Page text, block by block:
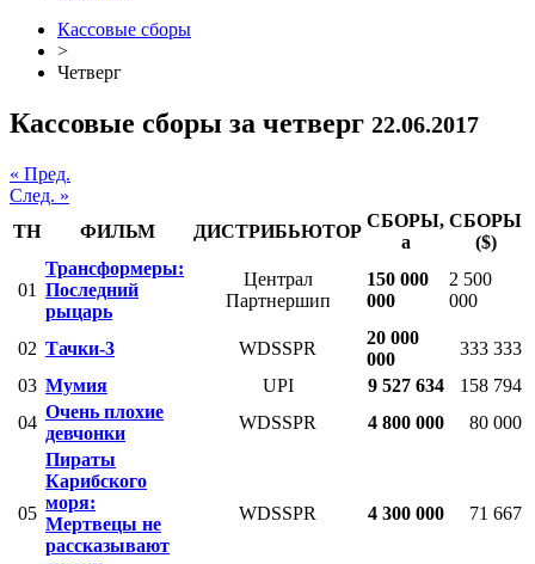
Кассовые сборы
>
Четверг
Кассовые сборы за четверг 22.06.2017
« Пред.
След. »
ТН
ФИЛЬМ ДИСТРИБЬЮТОР
СБОРЫ,
a
СБОРЫ
($)
01
Трансформеры:
Последний
рыцарь
Централ
Партнершип
150 000
000
2 500
000
02 Тачки-3 WDSSPR
20 000
000
333 333
03 Мумия UPI 9 527 634
158 794
04
Очень плохие
девчонки
WDSSPR 4 800 000 80 000
05
Пираты
Карибского
моря:
Мертвецы не
рассказывают
WDSSPR 4 300 000 71 667